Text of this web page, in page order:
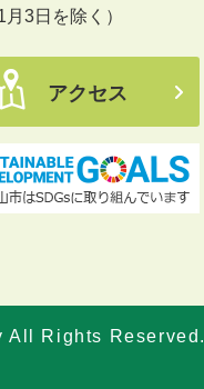
3日を除く）
アクセス
All Rights Reserved.